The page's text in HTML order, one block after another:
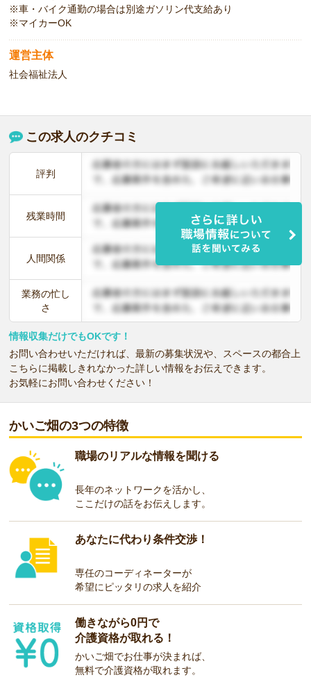
※車・バイク通勤の場合は別途ガソリン代支給あり
※マイカーOK
運営主体
社会福祉法人
この求人のクチコミ
評判
残業時間
人間関係
業務の忙し
さ
情報収集だけでもOKです！
お問い合わせいただければ、最新の募集状況や、スペースの都合上
こちらに掲載しきれなかった詳しい情報をお伝えできます。
お気軽にお問い合わせください！
かいご畑の3つの特徴
職場のリアルな情報を聞ける
長年のネットワークを活かし、
ここだけの話をお伝えします。
あなたに代わり条件交渉！
専任のコーディネーターが
希望にピッタリの求人を紹介
働きながら0円で
介護資格が取れる！
かいご畑でお仕事が決まれば、
無料で介護資格が取れます。